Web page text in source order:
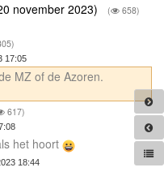
november 2023) ( 658)
17:05
MZ of de Azoren.
617)
het hoort
18:44